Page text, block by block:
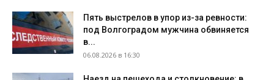
Пять выстрелов в упор из-за ревности:
под Волгоградом мужчина обвиняется
в...
06.08.2026 в 16:30